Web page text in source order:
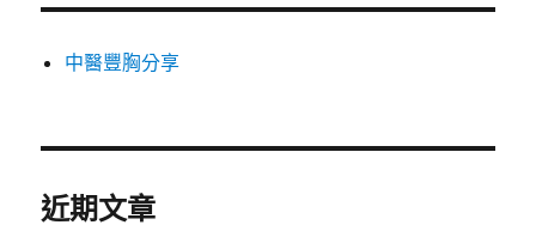
中醫豐胸分享
近期文章